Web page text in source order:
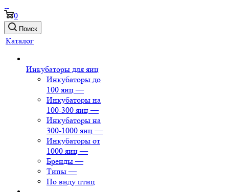
0
Поиск
Каталог
Инкубаторы для яиц
Инкубаторы до
100 яиц —
Инкубаторы на
100-300 яиц —
Инкубаторы на
300-1000 яиц —
Инкубаторы от
1000 яиц —
Бренды —
Типы —
По виду птиц